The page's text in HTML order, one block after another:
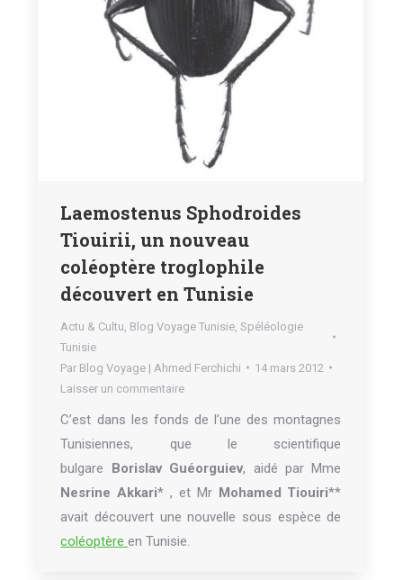
Laemostenus Sphodroides
Tiouirii, un nouveau
coléoptère troglophile
découvert en Tunisie
Actu & Cultu Blog Voyage Tunisie ,Spéléologie
Tunisie
Par Blog Voyage | Ahmed Ferchichi
14 mars 2012
Laisser un commentaire
C’est dans les fonds de l’une des montagnes
Tunisiennes, que le scientifique
bulgare Borislav Guéorguiev, aidé par Mme
Nesrine Akkari* , et Mr Mohamed Tiouiri**
avait découvert une nouvelle sous espèce de
coléoptèreen Tunisie.